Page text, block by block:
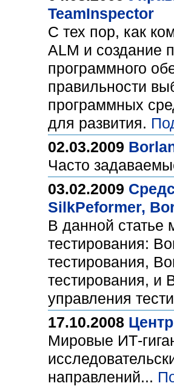
TeamInspector
С тех пор, как
ALM и создание
программного
правильности
программных
для развития.
02.03.2009
Часто
03.02.2009
SilkPeformer,
В данной статье
тестирования:
тестирования,
тестирования, и
управления
17.10.2008
Мировые ИТ-
направлений...